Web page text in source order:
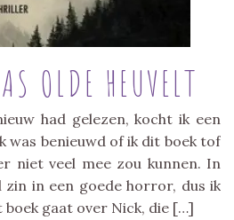
OLDE HEUVELT
had gelezen, kocht ik een
was benieuwd of ik dit boek tof
niet veel mee zou kunnen. In
zin in een goede horror, dus ik
boek gaat over Nick, die […]